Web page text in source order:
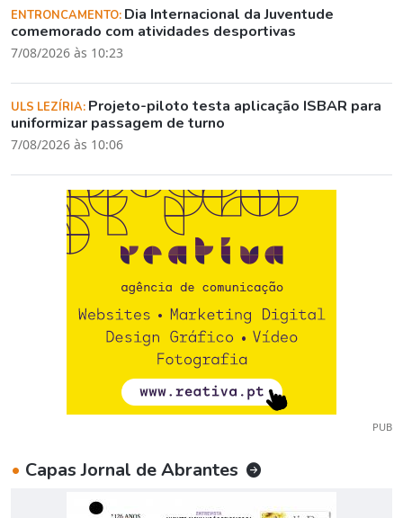
ENTRONCAMENTO: Dia Internacional da Juventude
comemorado com atividades desportivas
7/08/2026 às 10:23
ULS LEZÍRIA: Projeto-piloto testa aplicação ISBAR para
uniformizar passagem de turno
7/08/2026 às 10:06
PUB
• Capas Jornal de Abrantes